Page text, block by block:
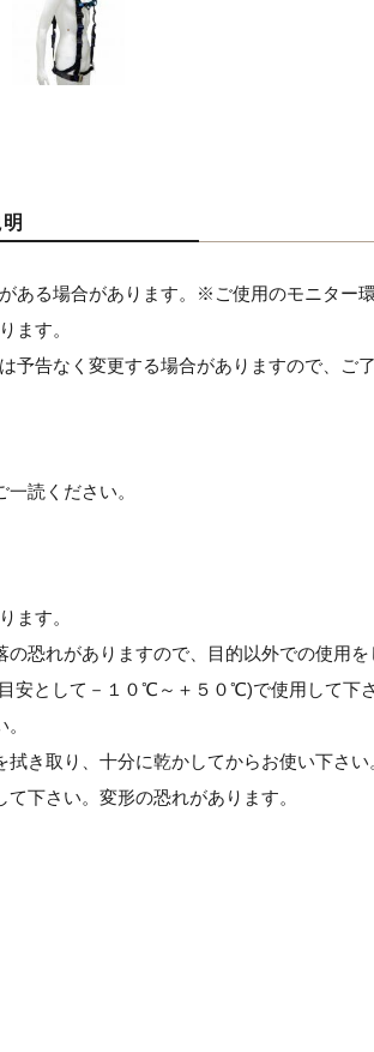
ある場合があります。※ご使用のモニター
ます。
予告なく変更する場合がありますので、ご了
読ください。
ます。
恐れがありますので、目的以外での使用を
安として－１０℃～＋５０℃)で使用して下さ
き取り、十分に乾かしてからお使い下さい
下さい。変形の恐れがあります。